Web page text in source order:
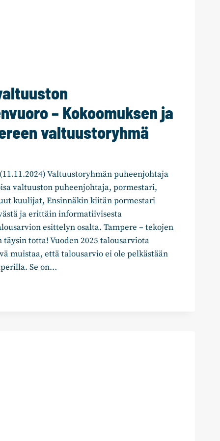
– Kokoomuksen ja
valtuustoryhmä
Valtuustoryhmän puheenjohtaja
valtuuston puheenjohtaja, pormestari,
kuulijat, Ensinnäkin kiitän pormestari
ja erittäin informatiivisesta
esittelyn osalta. Tampere – tekojen
totta! Vuoden 2025 talousarviota
muistaa, että talousarvio ei ole pelkästään
Se on…